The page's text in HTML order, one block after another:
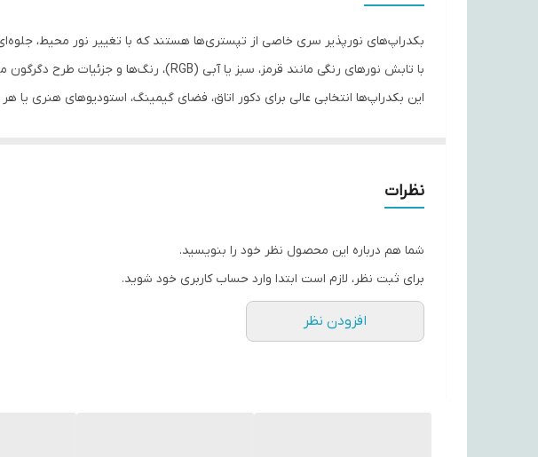
بکدراپ‌های نورپذیر سری خاصی از تپستری‌ها هستند که با تغییر نور محیط،
با تابش نورهای رنگی مانند قرمز، سبز یا آبی (RGB)، رنگ‌ها و جزئیات طرح دگرگون می‌شوند و جلوه‌ای زنده و پویا به فضا می‌دهند.
این بکدراپ‌ها انتخابی عالی برای دکور اتاق، فضای گیمینگ، استودیوهای هنری
نظرات
شما هم درباره این محصول نظر خود را بنویسید.
برای ثبت نظر، لازم است ابتدا وارد حساب کاربری خود شوید.
افزودن نظر